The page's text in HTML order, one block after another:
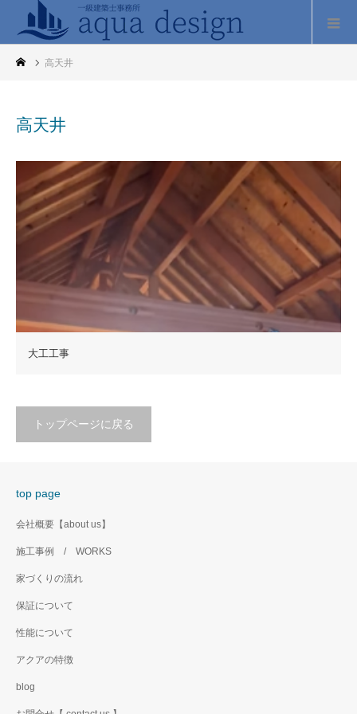
高天井
高天井
大工工事
トップページに戻る
top page
会社概要【about us】
施工事例 / WORKS
家づくりの流れ
保証について
性能について
アクアの特徴
blog